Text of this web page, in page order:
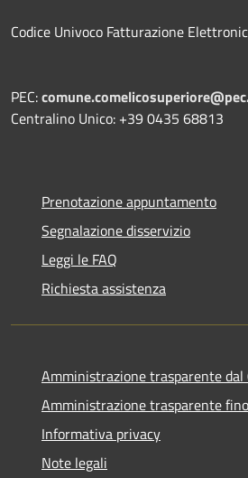
Codice Univoco Fatturazione
PEC:
Centralino Unico: +39 0435 68813
Prenotazione appuntamento
Segnalazione disservizio
Leggi le FAQ
Richiesta assistenza
Amministrazione trasparente
Amministrazione trasparente
Informativa privacy
Note legali